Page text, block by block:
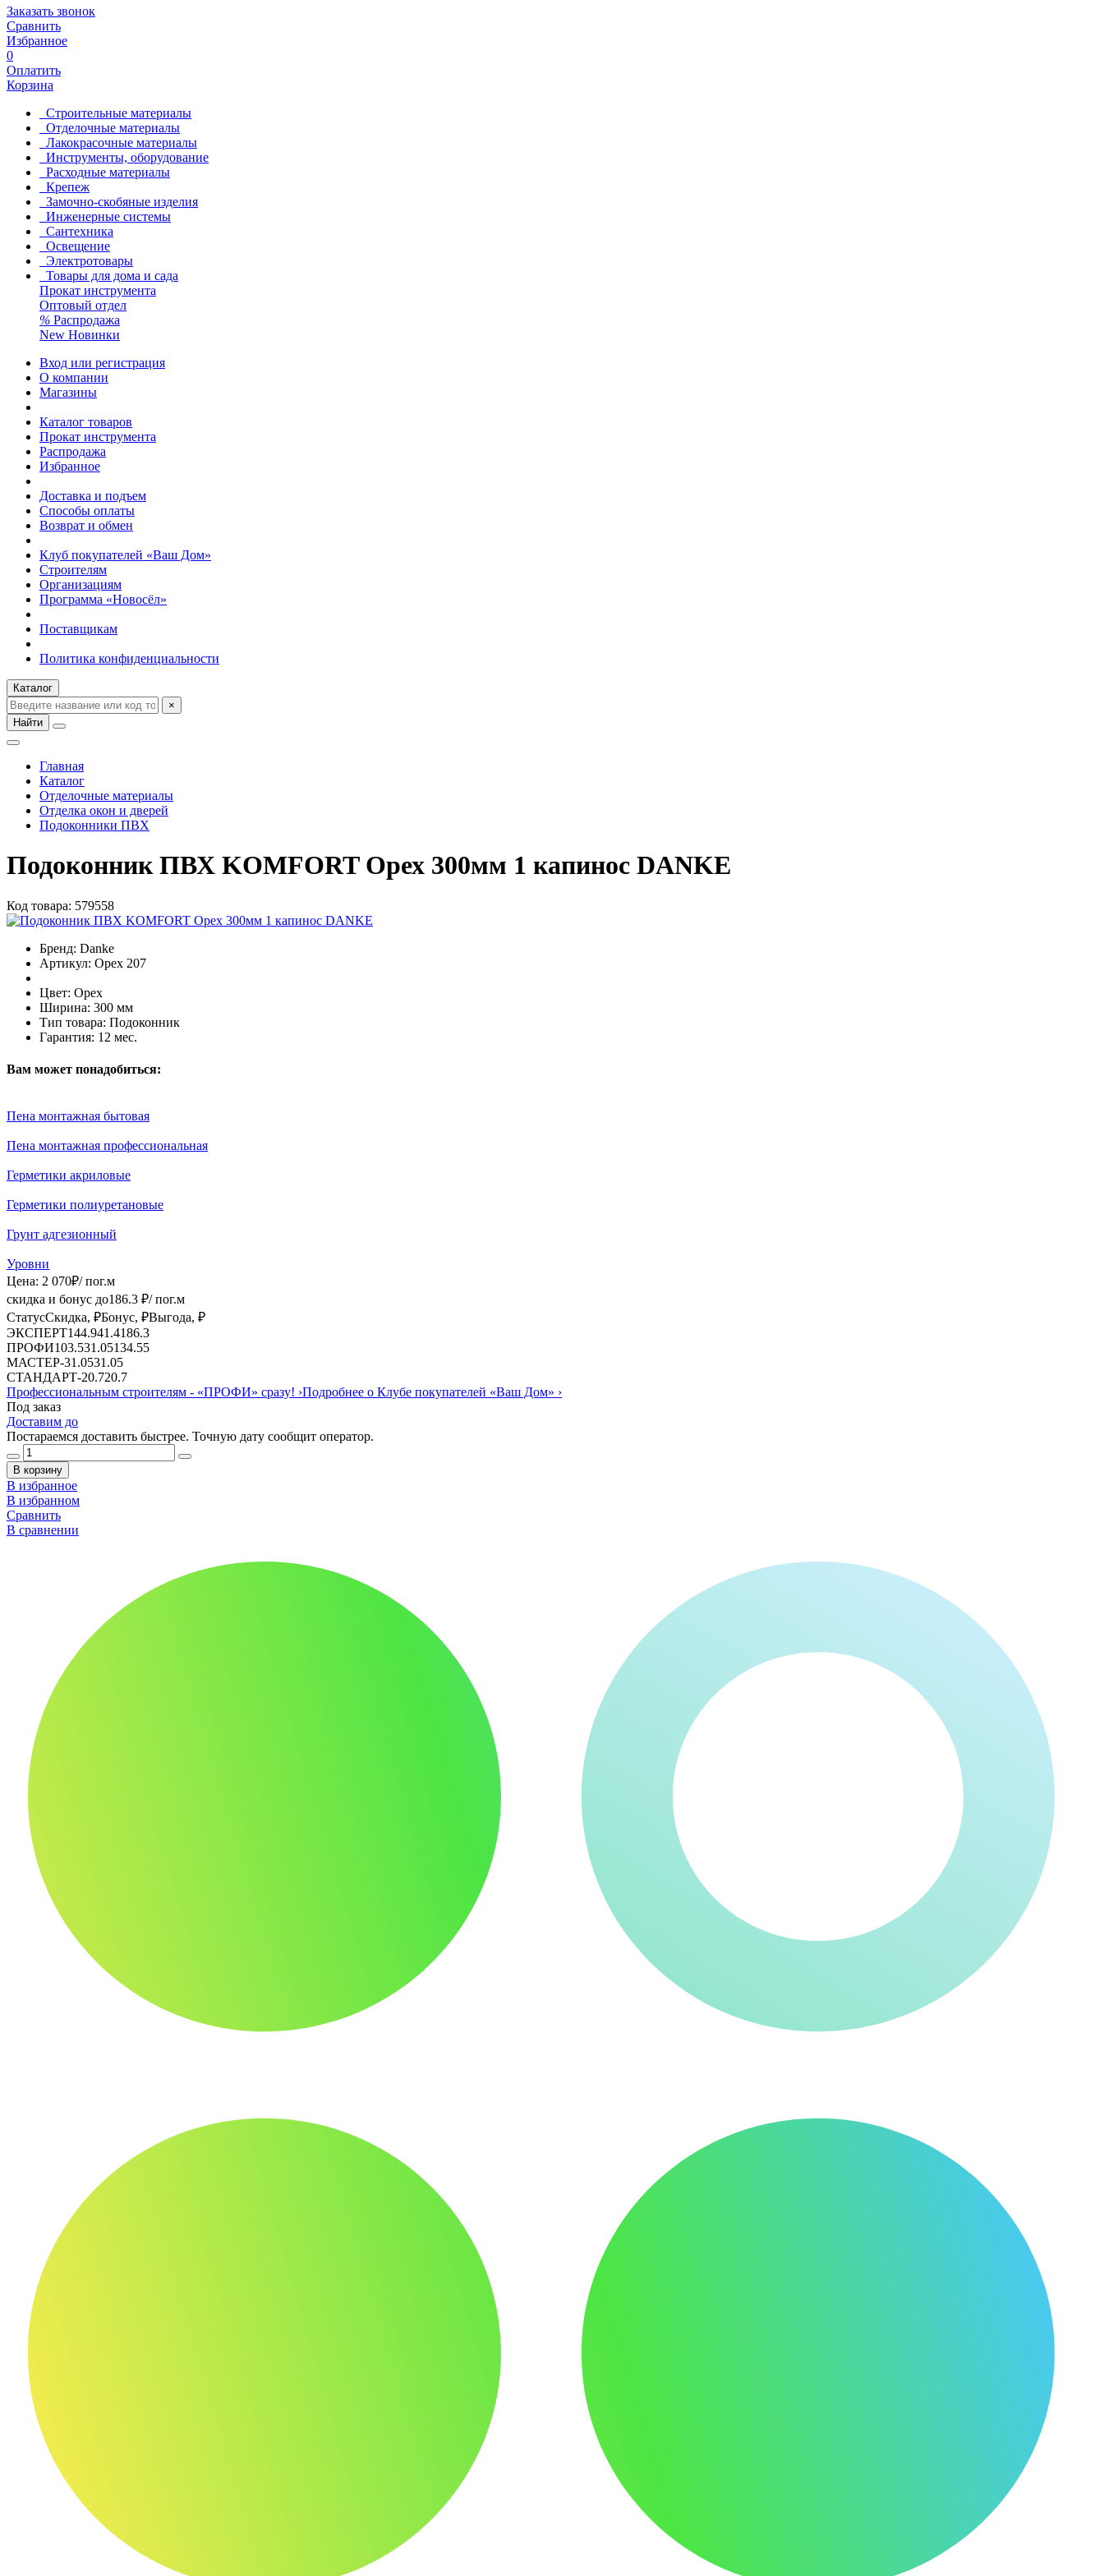
Заказать звонок
Сравнить
Избранное
0
Оплатить
Корзина
Строительные материалы
Отделочные материалы
Лакокрасочные материалы
Инструменты, оборудование
Расходные материалы
Крепеж
Замочно-скобяные изделия
Инженерные системы
Сантехника
Освещение
Электротовары
Товары для дома и сада
Прокат инструмента
Оптовый отдел
% Распродажа
New Новинки
Вход или регистрация
О компании
Магазины
Каталог товаров
Прокат инструмента
Распродажа
Избранное
Доставка и подъем
Способы оплаты
Возврат и обмен
Клуб покупателей «Ваш Дом»
Строителям
Организациям
Программа «Новосёл»
Поставщикам
Политика конфиденциальности
Каталог
×
Найти
Главная
Каталог
Отделочные материалы
Отделка окон и дверей
Подоконники ПВХ
Подоконник ПВХ KOMFORT Орех 300мм 1 капинос DANKE
Код товара: 579558
Бренд: Danke
Артикул: Орех 207
Цвет: Орех
Ширина: 300 мм
Тип товара: Подоконник
Гарантия: 12 мес.
Вам может понадобиться:
Пена монтажная бытовая
Пена монтажная профессиональная
Герметики акриловые
Герметики полиуретановые
Грунт адгезионный
Уровни
Цена: 2 070₽/ пог.м
скидка и бонус до186.3 ₽/ пог.м
СтатусСкидка, ₽Бонус, ₽Выгода, ₽
ЭКСПЕРТ144.941.4186.3
ПРОФИ103.531.05134.55
МАСТЕР-31.0531.05
СТАНДАРТ-20.720.7
Профессиональным строителям - «ПРОФИ» сразу! ›Подробнее о Клубе покупателей «Ваш Дом» ›
Под заказ
Доставим до
Постараемся доставить быстрее. Точную дату сообщит оператор.
В корзину
В избранное
В избранном
Сравнить
В сравнении